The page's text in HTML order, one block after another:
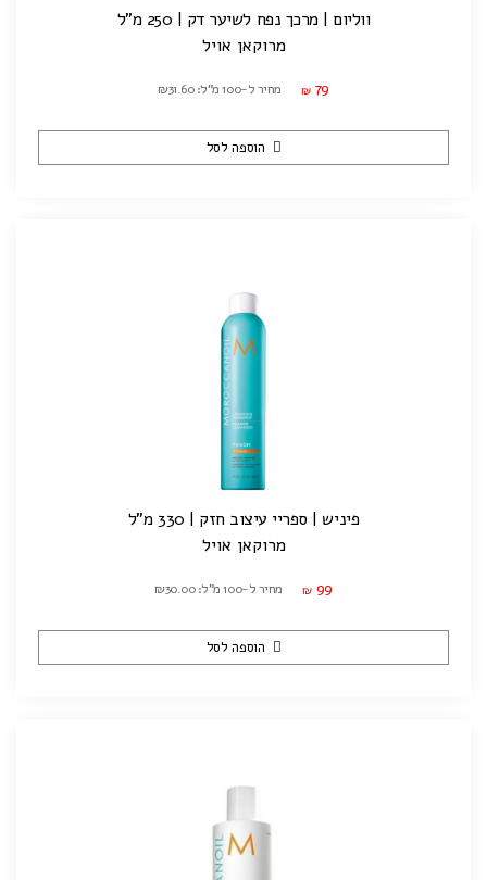
ווליום | מרכך נפח לשיער דק | 250 מ"ל
מרוקאן אויל
₪ 79 מחיר ל-100 מ"ל: ₪31.60
הוספה לסל
פיניש | ספריי עיצוב חזק | 330 מ"ל
מרוקאן אויל
₪ 99 מחיר ל-100 מ"ל: ₪30.00
הוספה לסל